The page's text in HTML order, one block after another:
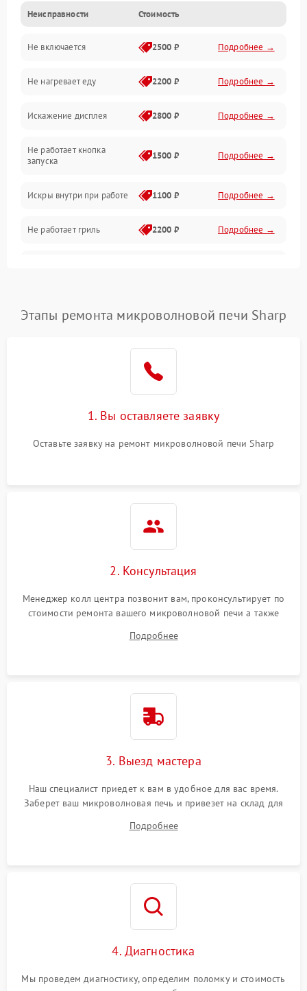
Дверца и корпус
Механика и внутренние элементы
Механические повреждения
Питание и запуск
Нагрев и приготовление
Программное обеспечение
Неисправности Стоимость
Не включается 2500 ₽ Подробнее →
Не нагревает еду 2200 ₽ Подробнее →
Искажение дисплея 2800 ₽ Подробнее →
Не работает кнопка
запуска
1500 ₽ Подробнее →
Искры внутри при работе 1100 ₽ Подробнее →
Не работает гриль 2200 ₽ Подробнее →
Подробнее →
2200 ₽
Не работают сенсорные
1000 ₽
Этапы ремонта микроволновой печи Sharp
1. Вы оставляете заявку
Оставьте заявку на ремонт микроволновой печи Sharp
2. Консультация
Менеджер колл центра позвонит вам, проконсультирует по
стоимости ремонта вашего микроволновой печи а также
Подробнее
3. Выезд мастера
Наш специалист приедет к вам в удобное для вас время.
Заберет ваш микроволновая печь и привезет на склад для
Подробнее
4. Диагностика
Мы проведем диагностику, определим поломку и стоимость